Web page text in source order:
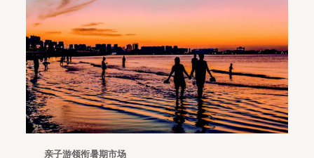
亲子游领衔暑期市场